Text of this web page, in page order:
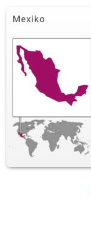
Mexiko